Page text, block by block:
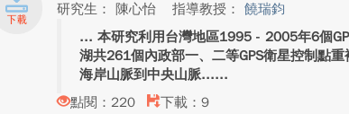
研究生： 陳心怡
指導教授：饒瑞鈞
本研究利用台灣地區1995 - 2005年6個
湖共261個內政部一、二等GPS衛星控制點
海岸山脈到中央山脈...
點閱：220
下載：9